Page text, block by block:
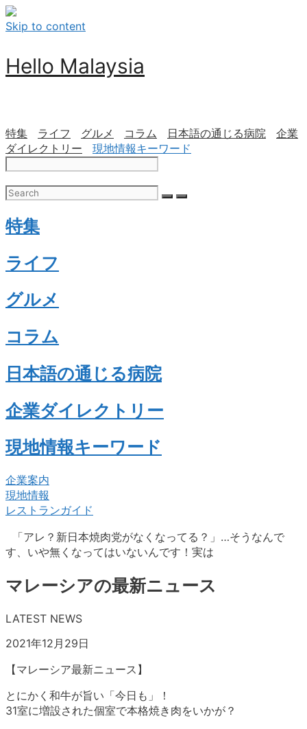
Skip to content
Hello Malaysia
特集 ライフ グルメ コラム 日本語の通じる病院
企業
ダイレクトリー
現地情報キーワード
特集
ライフ
グルメ
コラム
日本語の通じる病院
企業ダイレクトリー
現地情報キーワード
企業案内
現地情報
レストランガイド
「アレ？新日本焼肉党がなくなってる？」…そうなんで
す、いや無くなってはいないんです！実は
マレーシアの最新ニュース
LATEST NEWS
2021年12月29日
【マレーシア最新ニュース】
とにかく和牛が旨い「今日も」！
31室に増設された個室で本格焼き肉をいかが？